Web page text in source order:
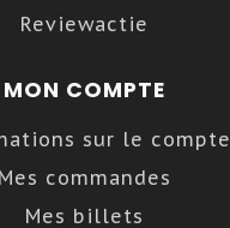
Reviewactie
MON COMPTE
sur le compte
Mes commandes
Mes billets